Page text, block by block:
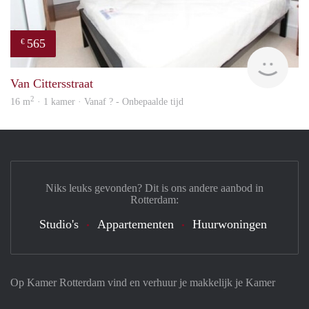
€ 565
Van Cittersstraat
16 m2 · 1 kamer · Vanaf ? - Onbepaalde tijd
Op Kamer Rotterdam vind en verhuur je makkelijk je Kamer
Niks leuks gevonden? Dit is ons andere aanbod in
Rotterdam:
Studio's Appartementen Huurwoningen